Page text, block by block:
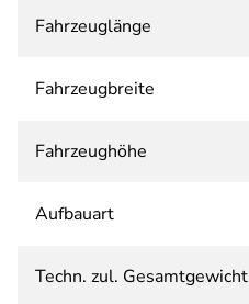
Fahrzeuglänge
Fahrzeugbreite
Fahrzeughöhe
Aufbauart
Techn. zul. Gesamtgewicht